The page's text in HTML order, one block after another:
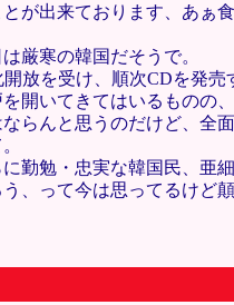
が出来ております、あぁ
厳寒の韓国だそうで。
放を受け、順次CDを発
いてきてはいるものの
らんと思うのだけど、全
勤勉・忠実な韓国民、亜
、って今は思ってるけど